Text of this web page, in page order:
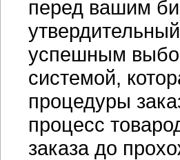
перед вашим
успешным
системой,
процедуры
процесс
заказа до